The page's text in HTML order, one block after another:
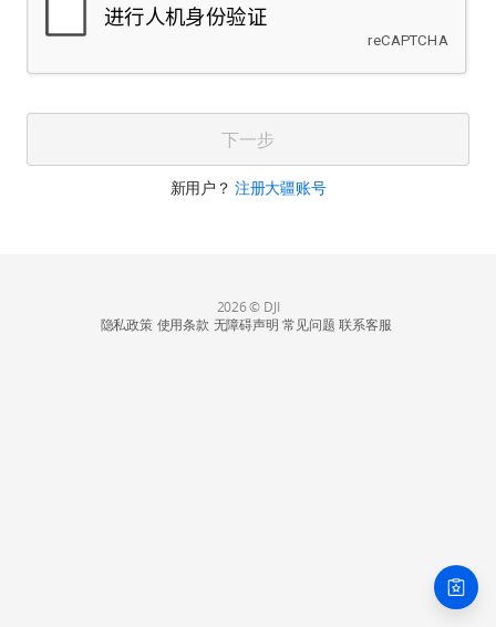
下一步
新用户？注册大疆账号
2026 © DJI
隐私政策 使用条款 无障碍声明 常见问题 联系客服